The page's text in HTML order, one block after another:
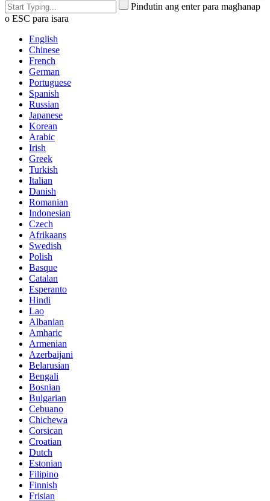
Pindutin ang enter para maghanap
o ESC para isara
English
Chinese
French
German
Portuguese
Spanish
Russian
Japanese
Korean
Arabic
Irish
Greek
Turkish
Italian
Danish
Romanian
Indonesian
Czech
Afrikaans
Swedish
Polish
Basque
Catalan
Esperanto
Hindi
Lao
Albanian
Amharic
Armenian
Azerbaijani
Belarusian
Bengali
Bosnian
Bulgarian
Cebuano
Chichewa
Corsican
Croatian
Dutch
Estonian
Filipino
Finnish
Frisian